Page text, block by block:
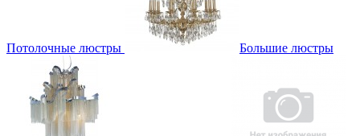
Потолочные люстры Большие люстры